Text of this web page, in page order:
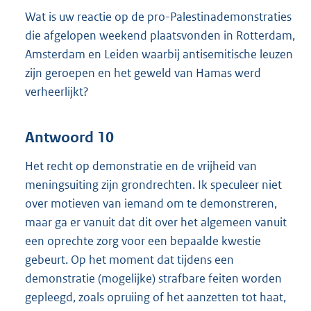
Wat is uw reactie op de pro-Palestinademonstraties
die afgelopen weekend plaatsvonden in Rotterdam,
Amsterdam en Leiden waarbij antisemitische leuzen
zijn geroepen en het geweld van Hamas werd
verheerlijkt?
Antwoord 10
Het recht op demonstratie en de vrijheid van
meningsuiting zijn grondrechten. Ik speculeer niet
over motieven van iemand om te demonstreren,
maar ga er vanuit dat dit over het algemeen vanuit
een oprechte zorg voor een bepaalde kwestie
gebeurt. Op het moment dat tijdens een
demonstratie (mogelijke) strafbare feiten worden
gepleegd, zoals opruiing of het aanzetten tot haat,